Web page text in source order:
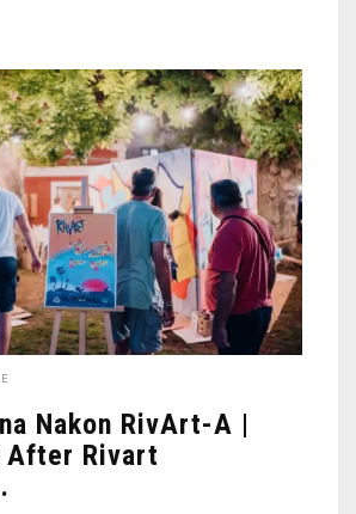
Nakon RivArt-A |
After Rivart